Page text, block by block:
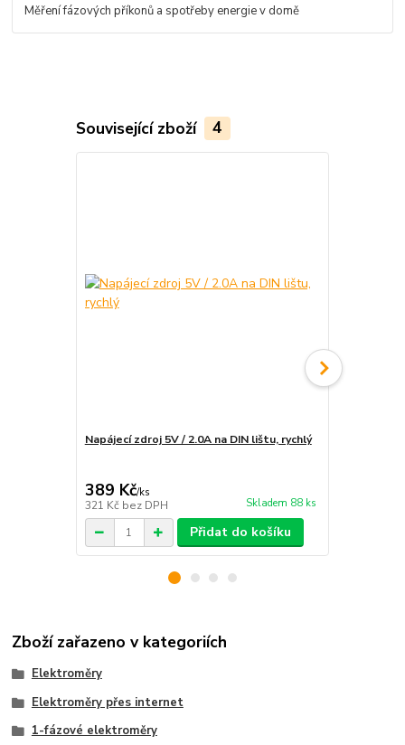
Měření fázových příkonů a spotřeby energie v domě
Související zboží 4
Napájecí zdroj 5V / 2.0A na DIN lištu, rychlý
389 Kč/ks
321 Kč bez DPH Skladem 88 ks
Přidat do košíku
Zboží zařazeno v kategoriích
Elektroměry
Elektroměry přes internet
1-fázové elektroměry